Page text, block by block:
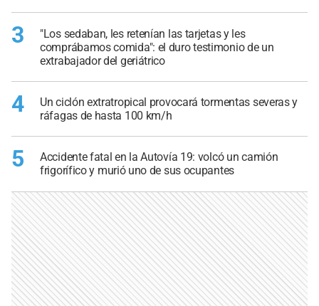
3
"Los sedaban, les retenían las tarjetas y les
comprábamos comida": el duro testimonio de un
extrabajador del geriátrico
4
Un ciclón extratropical provocará tormentas severas y
ráfagas de hasta 100 km/h
5
Accidente fatal en la Autovía 19: volcó un camión
frigorífico y murió uno de sus ocupantes